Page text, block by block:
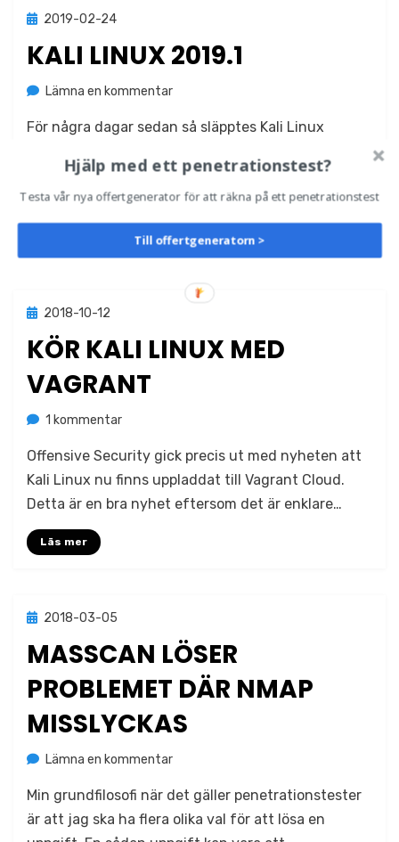
Publicerad
2019-02-24
KALI LINUX 2019.1
avJonas Lejon
Lämna en kommentarpå
Linux
För några dagar sedan så släpptes Kali Linux
version så behöver du bara köra: root@kali:~# apt
update…
Publicerad
2018-10-12
KÖR KALI LINUX MED
VAGRANT
avJonas Lejon
1 kommentartill
Kali
Linux
med
Offensive Security gick precis ut med nyheten att
Kali Linux nu finns uppladdat till Vagrant Cloud.
Detta är en bra nyhet eftersom det är enklare…
Läs mer
Publicerad
2018-03-05
MASSCAN LÖSER
PROBLEMET DÄR NMAP
MISSLYCKAS
avJonas Lejon
Lämna en kommentarpå
löser
problemet
där
Min grundfilosofi när det gäller penetrationstester
är att jag ska ha flera olika val för att lösa en
Hjälp med ett penetrationstest?
Testa vår nya offertgenerator för att räkna på ett penetrationstest
Till offertgeneratorn >